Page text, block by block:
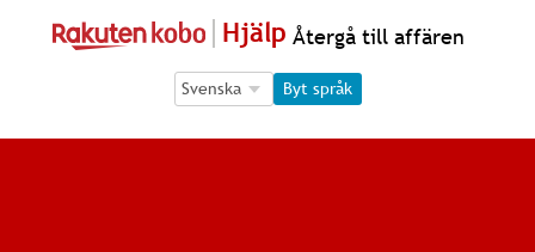
Hjälp Återgå till affären
Language Selection
Language Selection
Byt språk